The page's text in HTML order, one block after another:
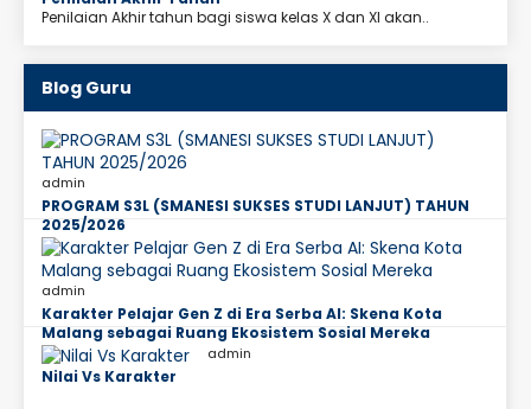
Penilaian Akhir tahun bagi siswa kelas X dan XI akan..
Blog Guru
admin
PROGRAM S3L (SMANESI SUKSES STUDI LANJUT) TAHUN
2025/2026
admin
Karakter Pelajar Gen Z di Era Serba AI: Skena Kota
Malang sebagai Ruang Ekosistem Sosial Mereka
admin
Nilai Vs Karakter